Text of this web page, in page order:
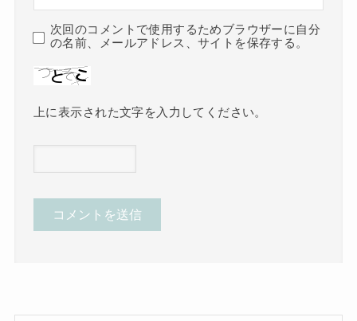
次回のコメントで使用するためブラウザーに自分
の名前、メールアドレス、サイトを保存する。
上に表示された文字を入力してください。